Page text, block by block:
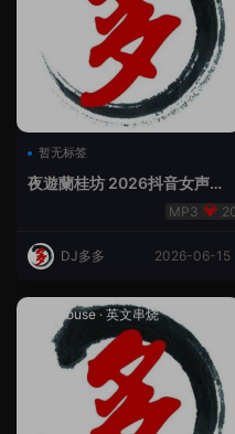
暂无标签
夜遊蘭桂坊 2026抖音女声整
合（DJ多多DJ尾巴）
DJ多多 2026-06-15
Lak House· 英文串烧